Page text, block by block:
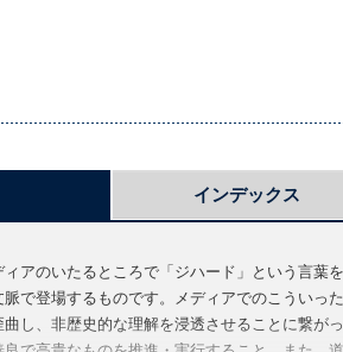
インデックス
アのいたるところで「ジハード」という言
脈で登場するものです。メディアでのこうい
し、非歴史的な理解を浸透させることに繋が